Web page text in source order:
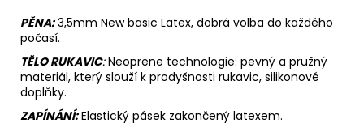
PĚNA:3,5mm New basic Latex, dobrá volba do každého
počasí.
TĚLO RUKAVIC:Neoprene technologie: pevný a pružný
materiál, který slouží k prodyšnosti rukavic, silikonové
doplňky.
ZAPÍNÁNÍ:Elastický pásek zakončený latexem.